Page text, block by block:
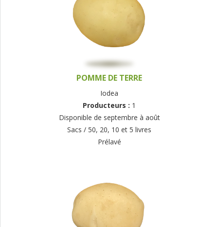
POMME DE TERRE
Iodea
Producteurs : 1
Disponible de septembre à août
Sacs / 50, 20, 10 et 5 livres
Prélavé